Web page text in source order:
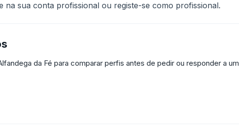
na sua conta profissional ou registe-se como profissional.
da Fé para comparar perfis antes de pedir ou responder a um